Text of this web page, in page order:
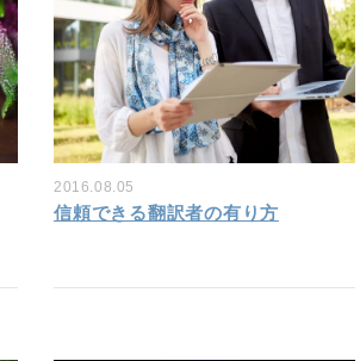
2016.08.05
信頼できる翻訳者の有り方